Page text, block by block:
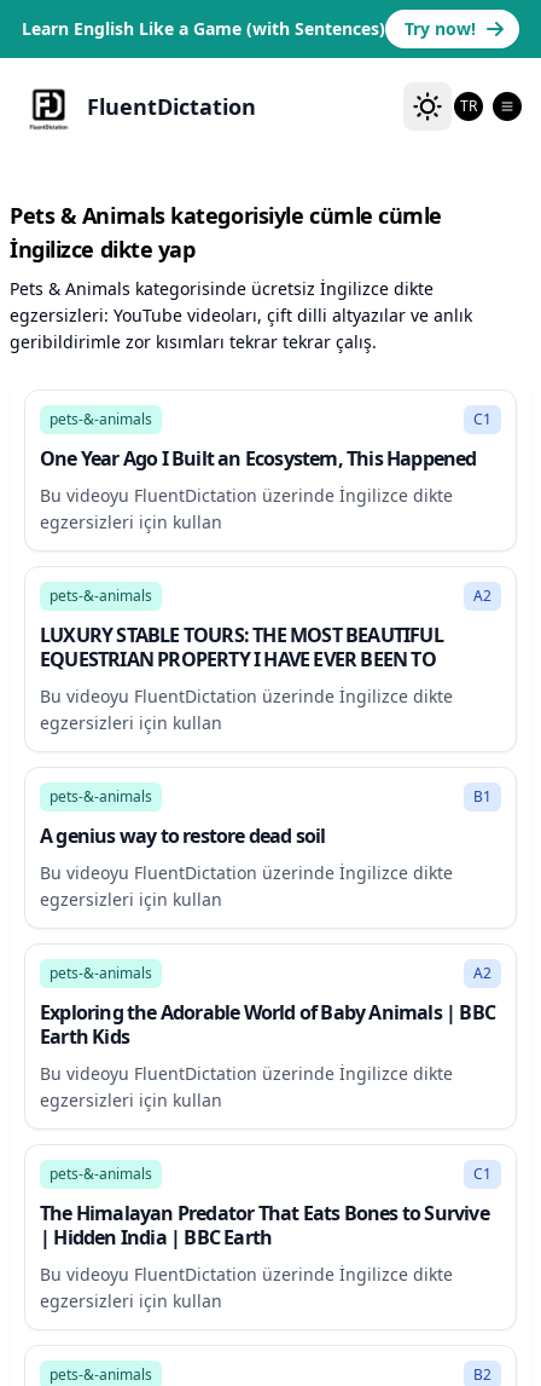
Learn English Like a Game (with Sentences) Try now!
FluentDictation TR
Pets & Animals kategorisiyle cümle cümle
İngilizce dikte yap
Pets & Animals kategorisinde ücretsiz İngilizce dikte
egzersizleri: YouTube videoları, çift dilli altyazılar ve anlık
geribildirimle zor kısımları tekrar tekrar çalış.
pets-&-animals C1
One Year Ago I Built an Ecosystem, This Happened
Bu videoyu FluentDictation üzerinde İngilizce dikte
egzersizleri için kullan
39:36
pets-&-animals A2
LUXURY STABLE TOURS: THE MOST BEAUTIFUL
EQUESTRIAN PROPERTY I HAVE EVER BEEN TO
Bu videoyu FluentDictation üzerinde İngilizce dikte
egzersizleri için kullan
10:14
pets-&-animals B1
A genius way to restore dead soil
Bu videoyu FluentDictation üzerinde İngilizce dikte
egzersizleri için kullan
39:02
pets-&-animals A2
Exploring the Adorable World of Baby Animals | BBC
Earth Kids
Bu videoyu FluentDictation üzerinde İngilizce dikte
egzersizleri için kullan
3:07
pets-&-animals C1
The Himalayan Predator That Eats Bones to Survive
| Hidden India | BBC Earth
Bu videoyu FluentDictation üzerinde İngilizce dikte
egzersizleri için kullan
2:44
pets-&-animals B2